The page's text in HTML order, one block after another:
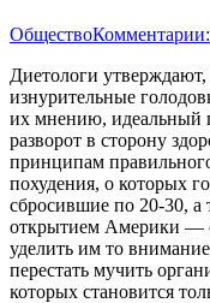
Общество
Диетологи
изнурительные
их мнению,
разворот в сторону
принципам
похудения, о которых
сбросившие по 20-30, а
открытием Америки —
уделить им то
перестать мучить
которых становится